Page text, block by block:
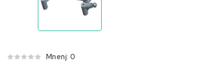
Mnenj: 0